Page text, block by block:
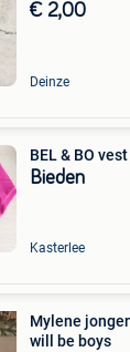
€ 2,00
Deinze
BEL & BO
Bieden
Kasterlee
Mylene
will be boys